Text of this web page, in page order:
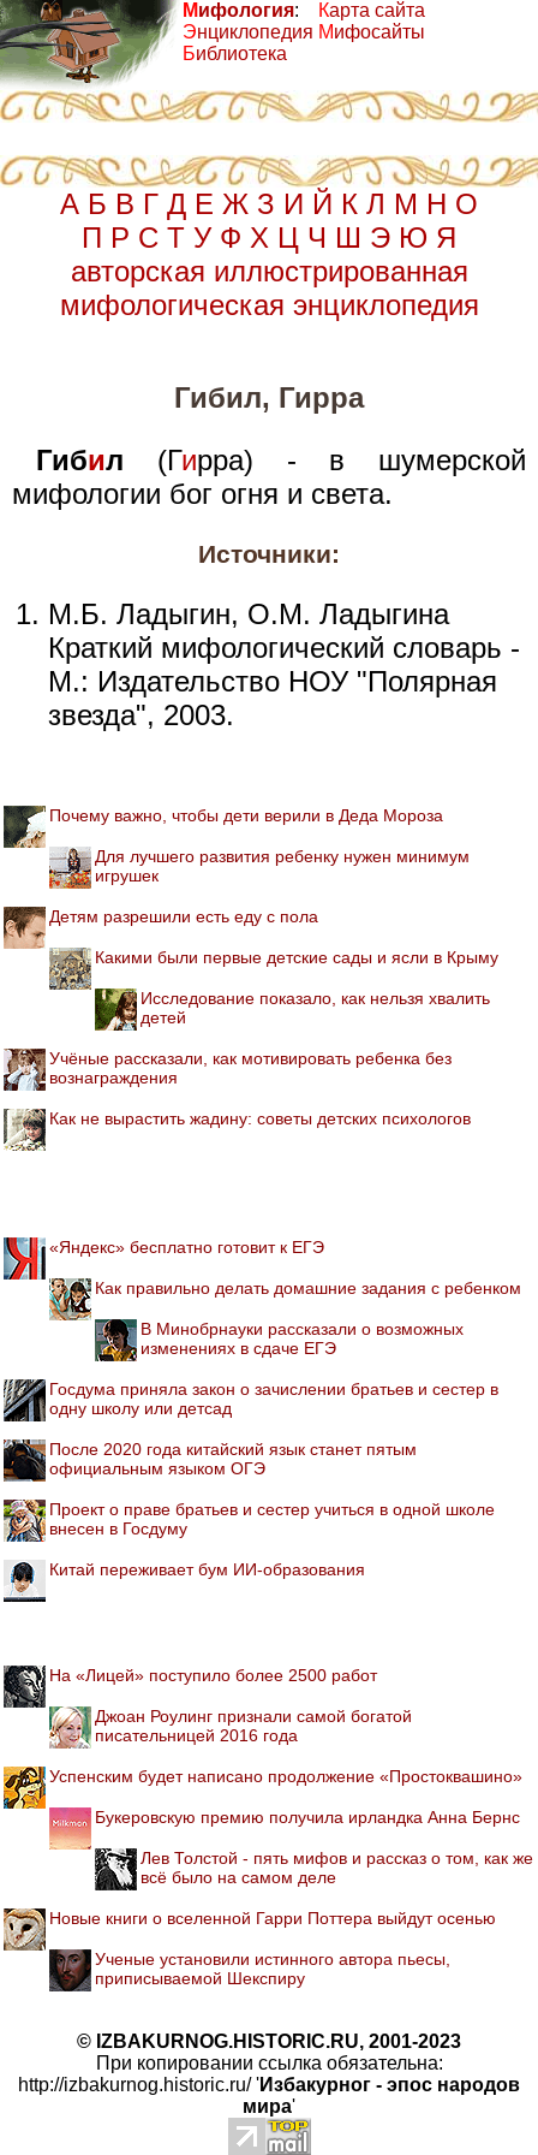
Мифология:
Энциклопедия
Библиотека
Карта сайта
Мифосайты
А Б В Г Д Е Ж З И Й К Л М Н О
П Р С Т У Ф Х Ц Ч Ш Э Ю Я
авторская иллюстрированная
мифологическая энциклопедия
Гибил, Гирра
Гибил (Гирра) - в шумерской
мифологии бог огня и света.
Источники:
М.Б. Ладыгин, О.М. Ладыгина
Краткий мифологический словарь -
М.: Издательство НОУ "Полярная
звезда", 2003.
Почему важно, чтобы дети верили в Деда Мороза
Для лучшего развития ребенку нужен минимум
игрушек
Детям разрешили есть еду с пола
Какими были первые детские сады и ясли в Крыму
Исследование показало, как нельзя хвалить
детей
Учёные рассказали, как мотивировать ребенка без
вознаграждения
Как не вырастить жадину: советы детских психологов
«Яндекс» бесплатно готовит к ЕГЭ
Как правильно делать домашние задания с ребенком
В Минобрнауки рассказали о возможных
изменениях в сдаче ЕГЭ
Госдума приняла закон о зачислении братьев и сестер в
одну школу или детсад
После 2020 года китайский язык станет пятым
официальным языком ОГЭ
Проект о праве братьев и сестер учиться в одной школе
внесен в Госдуму
Китай переживает бум ИИ-образования
На «Лицей» поступило более 2500 работ
Джоан Роулинг признали самой богатой
писательницей 2016 года
Успенским будет написано продолжение «Простоквашино»
Букеровскую премию получила ирландка Анна Бернс
Лев Толстой - пять мифов и рассказ о том, как же
всё было на самом деле
Новые книги о вселенной Гарри Поттера выйдут осенью
Ученые установили истинного автора пьесы,
приписываемой Шекспиру
© IZBAKURNOG.HISTORIC.RU, 2001-2023
При копировании ссылка обязательна:
http://izbakurnog.historic.ru/ 'Избакурног - эпос народов
мира'